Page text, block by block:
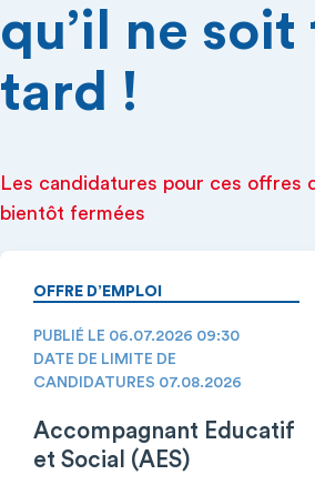
qu’il ne
tard !
Les candidatures pour ces offres
bientôt fermées
OFFRE D’EMPLOI
PUBLIÉ LE 06.07.2026 09:30
DATE DE LIMITE DE
CANDIDATURES 07.08.2026
Accompagnant Educatif
et Social (AES)